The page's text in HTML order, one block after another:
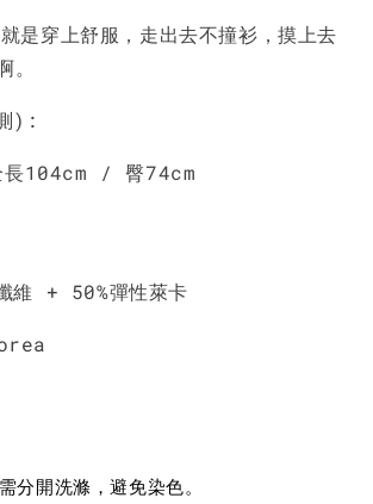
是穿上舒服，走出去不撞衫，摸上去
。
):
104cm / 臀74cm
維 + 50%彈性萊卡
分開洗滌，避免染色。